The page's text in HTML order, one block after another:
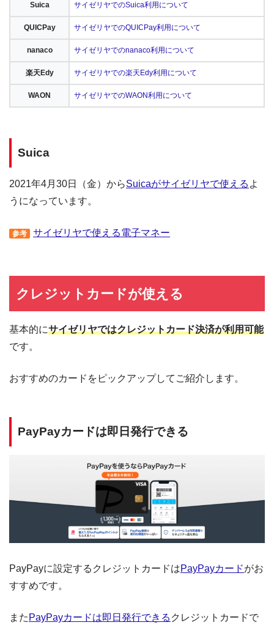
Suica サイゼリヤでのSuica利用について
QUICPay サイゼリヤでのQUICPay利用について
nanaco サイゼリヤでのnanaco利用について
楽天Edy サイゼリヤでの楽天Edy利用について
WAON サイゼリヤでのWAON利用について
Suica
2021年4月30日（金）からSuicaがサイゼリヤで使える よ
うになっています。
参考 サイゼリヤで使える電子マネー
クレジットカードが使える
基本的にサイゼリヤではクレジットカード決済が利用可能
です。
おすすめのカードをピックアップしてご紹介します。
PayPayカードは即日発行できる
PayPayに設定するクレジットカードはPayPayカードがお
すすめです。
また PayPayカードは即日発行できる クレジットカードで